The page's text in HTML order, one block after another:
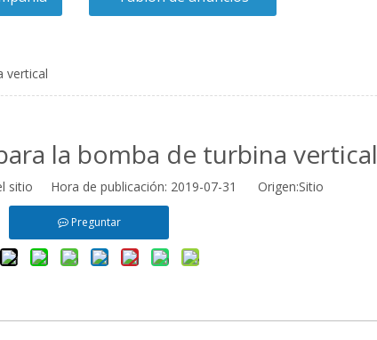
vertical
la bomba de turbina vertical
sitio Hora de publicación: 2019-07-31 Origen:Sitio
Preguntar